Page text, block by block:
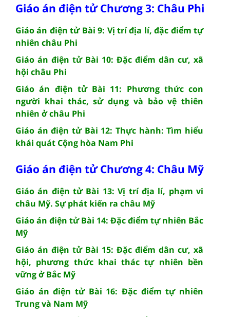
Giáo án điện tử Chương 3: Châu Phi
Giáo án điện tử Bài 9: Vị trí địa lí, đặc điểm tự
nhiên châu Phi
Giáo án điện tử Bài 10: Đặc điểm dân cư, xã
hội châu Phi
Giáo án điện tử Bài 11: Phương thức con
người khai thác, sử dụng và bảo vệ thiên
nhiên ở châu Phi
Giáo án điện tử Bài 12: Thực hành: Tìm hiểu
khái quát Cộng hòa Nam Phi
Giáo án điện tử Chương 4: Châu Mỹ
Giáo án điện tử Bài 13: Vị trí địa lí, phạm vi
châu Mỹ. Sự phát kiến ra châu Mỹ
Giáo án điện tử Bài 14: Đặc điểm tự nhiên Bắc
Mỹ
Giáo án điện tử Bài 15: Đặc điểm dân cư, xã
hội, phương thức khai thác tự nhiên bền
vững ở Bắc Mỹ
Giáo án điện tử Bài 16: Đặc điểm tự nhiên
Trung và Nam Mỹ